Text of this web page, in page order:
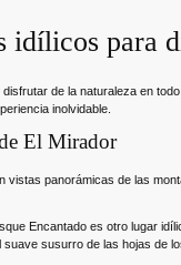
idílicos para
de la naturaleza en
inolvidable.
El Mirador
vistas panorámicas de las
Encantado es otro lugar
susurro de las hojas de